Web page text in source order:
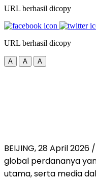
URL berhasil dicopy
URL berhasil dicopy
A A A
BEIJING, 28 April
global perdananya
utama, serta media